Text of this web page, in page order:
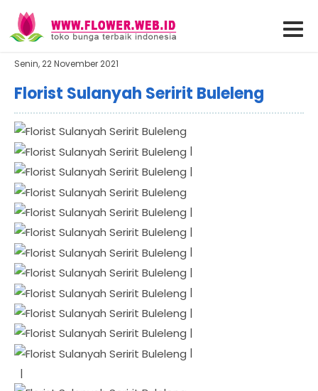
Senin, 22 November 2021
Florist Sulanyah Seririt Buleleng
|
|
|
|
|
|
|
|
|
|
|